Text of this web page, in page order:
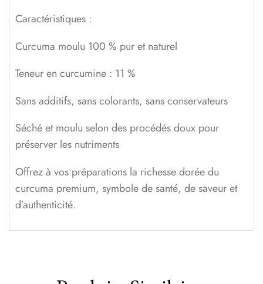
Caractéristiques :
Curcuma moulu 100 % pur et naturel
Teneur en curcumine : 11 %
Sans additifs, sans colorants, sans conservateurs
Séché et moulu selon des procédés doux pour
préserver les nutriments
Offrez à vos préparations la richesse dorée du
curcuma premium, symbole de santé, de saveur et
d’authenticité.